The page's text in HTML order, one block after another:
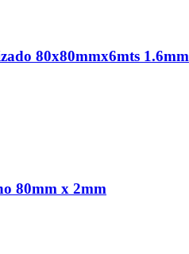
80x80mmx6mts 1.6mm
80mm x 2mm